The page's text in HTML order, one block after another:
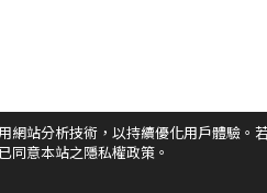
網站分析技術，以持續優化用戶體驗。
同意本站之隱私權政策。